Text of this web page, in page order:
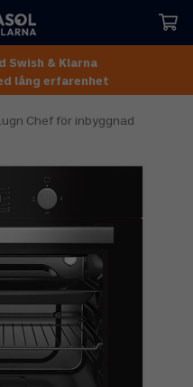
Swish & Klarna
lång erfarenhet
Chef för inbyggnad